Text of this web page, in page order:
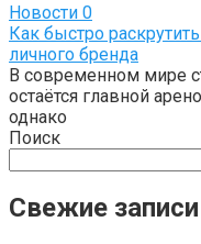
Новости 0
Как быстро
личного бренда
В современном мире
остаётся главной
однако
Поиск
Свежие записи